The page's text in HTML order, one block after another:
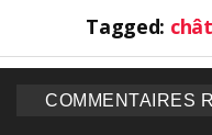
Tagged:
COMMENTAIRES